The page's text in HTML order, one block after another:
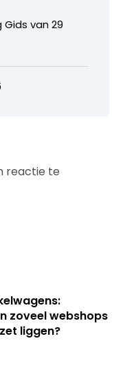
van 29
reactie te
zoveel webshops
liggen?